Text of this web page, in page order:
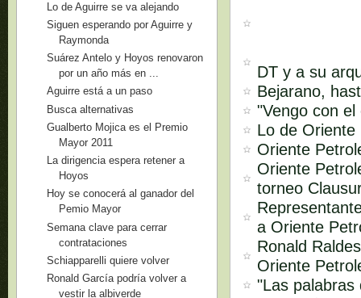
DT y a su
Bejarano,
"Vengo con
Lo de
Oriente
Oriente
torneo
a Oriente
Ronald
Oriente
"Las palabras
Lo de Aguirre se va alejando
Siguen esperando por Aguirre y
Raymonda
Suárez Antelo y Hoyos renovaron
por un año más en ...
Aguirre está a un paso
Busca alternativas
Gualberto Mojica es el Premio
Mayor 2011
La dirigencia espera retener a
Hoyos
Hoy se conocerá al ganador del
Pemio Mayor
Semana clave para cerrar
contrataciones
Schiapparelli quiere volver
Ronald García podría volver a
vestir la albiverde